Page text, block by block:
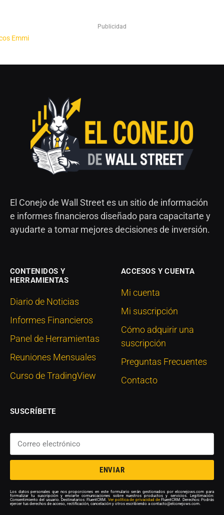
Publicidad
El Conejo de Wall Street es un sitio de información
e informes financieros diseñado para capacitarte y
ayudarte a tomar mejores decisiones de inversión.
CONTENIDOS Y
HERRAMIENTAS
Diario de Noticias
Informes Financieros
Panel de Herramientas
Reuniones Mensuales
Curso de TradingView
ACCESOS Y CUENTA
Mi cuenta
Mi suscripción
Cómo adquirir una
suscripción
Preguntas Frecuentes
Contacto
SUSCRÍBETE
ENVIAR
Los datos personales que nos proporciones en este formulario serán gestionados por elconejows.com para
formalizar tu suscripción y enviarte comunicaciones sobre nuestros productos y servicios. Legitimación:
Consentimiento del usuario. Destinatarios: FluentCRM. Ver política de privacidad de FluentCRM. Derechos: Podrás
ejercer tus derechos de acceso, rectificación, cancelación y otros escribiendo a contacto@elconejows.com.